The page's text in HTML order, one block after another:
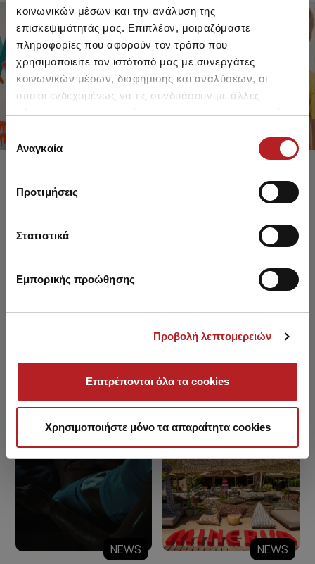
κοινωνικών μέσων και την ανάλυση της
επισκεψιμότητάς μας. Επιπλέον, μοιραζόμαστε
πληροφορίες που αφορούν τον τρόπο που
χρησιμοποιείτε τον ιστότοπό μας με συνεργάτες
κοινωνικών μέσων, διαφήμισης και αναλύσεων, οι
οποίοι ενδεχομένως να τις συνδυάσουν με άλλες
των υπηρεσιών τους.
Επιλογή
συγκατάθεσης
Αναγκαία
Προτιμήσεις
Στατιστικά
Εμπορικής προώθησης
Προβολή λεπτομερειών
Επιτρέπονται όλα τα cookies
Χρησιμοποιήστε μόνο τα απαραίτητα cookies
FOR GIRLS
UP TO -30%
SHOP SALE
FOR BOYS
UP TO -30%
SHOP SALE
Minerva Blog
NEWS
NEWS